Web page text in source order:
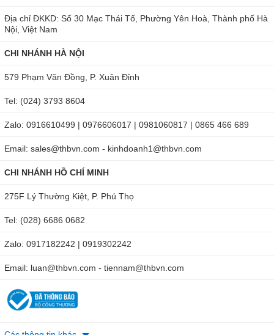
Địa chỉ ĐKKD: Số 30 Mạc Thái Tổ, Phường Yên Hoà, Thành phố Hà
Nội, Việt Nam
CHI NHÁNH HÀ NỘI
579 Phạm Văn Đồng, P. Xuân Đỉnh
Tel: (024) 3793 8604
Zalo: 0916610499 | 0976606017 | 0981060817 | 0865 466 689
Email: sales@thbvn.com - kinhdoanh1@thbvn.com
CHI NHÁNH HỒ CHÍ MINH
275F Lý Thường Kiệt, P. Phú Thọ
Tel: (028) 6686 0682
Zalo: 0917182242 | 0919302242
Email: luan@thbvn.com - tiennam@thbvn.com